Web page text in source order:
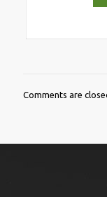
Comments are